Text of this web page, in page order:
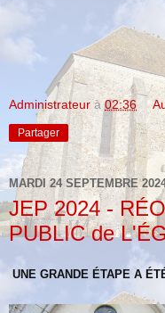
Administrateur à02:36
Partager
MARDI 24 SEPTEMBRE
JEP 2024 -
PUBLIC de
UNE GRANDE ÉTAPE A